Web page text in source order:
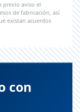
previo aviso el
de fabricación, así
existan acuerdos
con